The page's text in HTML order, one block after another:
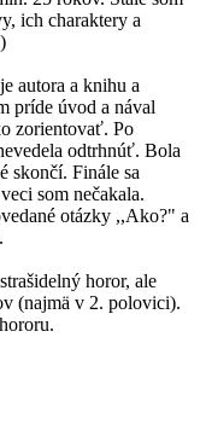
ich charaktery a
autora a knihu a
príde úvod a nával
zorientovať. Po
odtrhnúť. Bola
skončí. Finále sa
som nečakala.
otázky ,,Ako?" a
horor, ale
(najmä v 2. polovici).